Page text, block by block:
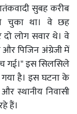
सुबह करीब
था। वे छह
लोग सवार थे। वे
पिजिन अंग्रेजी में
गई।" इस सिलसिले
है। इस घटना के
स्थानीय निवासी
हैं।